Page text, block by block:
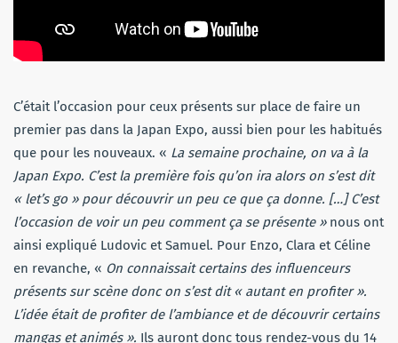
C’était l’occasion pour ceux présents sur place de faire un
premier pas dans la Japan Expo, aussi bien pour les habitués
que pour les nouveaux. « La semaine prochaine, on va à la
Japan Expo. C’est la première fois qu’on ira alors on s’est dit
« let’s go » pour découvrir un peu ce que ça donne. […] C’est
l’occasion de voir un peu comment ça se présente » nous ont
ainsi expliqué Ludovic et Samuel. Pour Enzo, Clara et Céline
en revanche, « On connaissait certains des influenceurs
présents sur scène donc on s’est dit « autant en profiter ».
L’idée était de profiter de l’ambiance et de découvrir certains
mangas et animés ». Ils auront donc tous rendez-vous du 14